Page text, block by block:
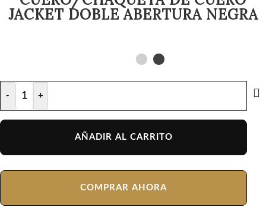
JACKET DOBLE ABERTURA NEGRA
- +
AÑADIR AL CARRITO
COMPRAR AHORA